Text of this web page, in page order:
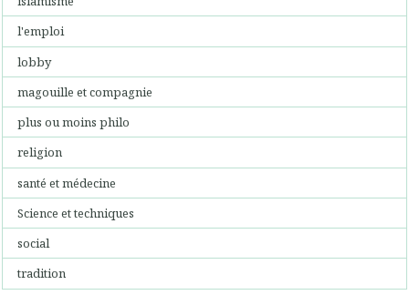
l'emploi
lobby
magouille et compagnie
plus ou moins philo
religion
santé et médecine
Science et techniques
social
tradition